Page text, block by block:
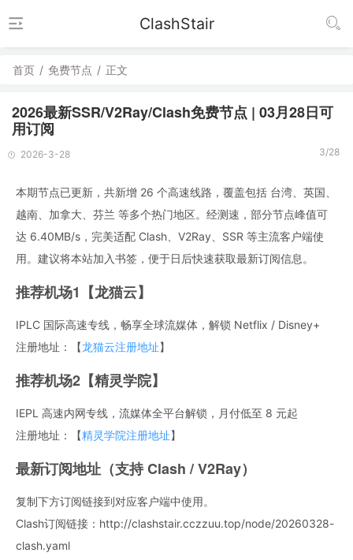
ClashStair
首页 / 免费节点 / 正文
2026最新SSR/V2Ray/Clash免费节点 | 03月28日可
用订阅
2026-3-28 3/28
本期节点已更新，共新增 26 个高速线路，覆盖包括 台湾、英国、
越南、加拿大、芬兰 等多个热门地区。经测速，部分节点峰值可
达 6.40MB/s，完美适配 Clash、V2Ray、SSR 等主流客户端使
用。建议将本站加入书签，便于日后快速获取最新订阅信息。
推荐机场1【龙猫云】
IPLC 国际高速专线，畅享全球流媒体，解锁 Netflix / Disney+
注册地址：【龙猫云注册地址】
推荐机场2【精灵学院】
IEPL 高速内网专线，流媒体全平台解锁，月付低至 8 元起
注册地址：【精灵学院注册地址】
最新订阅地址（支持 Clash / V2Ray）
复制下方订阅链接到对应客户端中使用。
Clash订阅链接：http://clashstair.cczzuu.top/node/20260328-
clash.yaml